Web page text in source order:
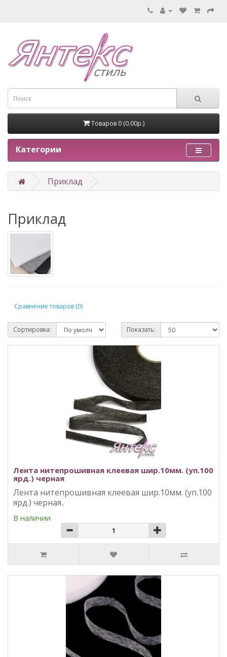
Товаров 0 (0.00р.)
Категории
Приклад
Приклад
Сравнение товаров (0)
Сортировка: Показать:
Лента нитепрошивная клеевая шир.10мм. (уп.100
ярд.) черная
Лента нитепрошивная клеевая шир.10мм. (уп.100
ярд.) черная..
В наличии